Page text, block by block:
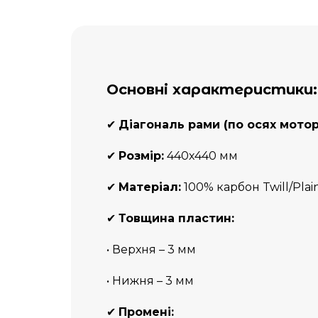
Основні характеристики:
✔ Діагональ рами (по осях
✔ Розмір: 440х440 мм
✔ Матеріал: 100% карбон Twill/
✔ Товщина пластин:
• Верхня – 3 мм
• Нижня – 3 мм
✔ Промені: